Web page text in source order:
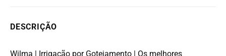
DESCRIÇÃO
Wilma | Irrigação por Gotejamento | Os melhores